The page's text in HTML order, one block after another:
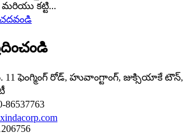
మరియు కట్టి...
ఫెంగ్మింగ్ రోడ్, హువాంగ్టాంగ్, జుక్సియాకే టౌన్,
86537763